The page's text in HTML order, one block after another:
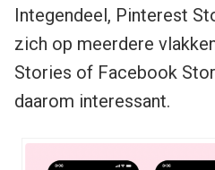
Integendeel, Pinterest
zich op meerdere
Stories of Facebook
daarom interessant.